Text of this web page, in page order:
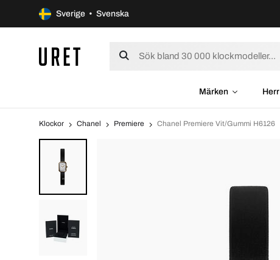
Sverige • Svenska
Märken Herr
Klockor Chanel Premiere Chanel Premiere Vit/Gummi H6126